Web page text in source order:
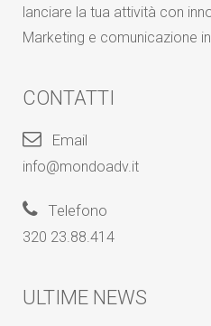
lanciare la tua attività con
Marketing e comunicazione
CONTATTI
Email
info@mondoadv.it
Telefono
320 23.88.414
ULTIME NEWS